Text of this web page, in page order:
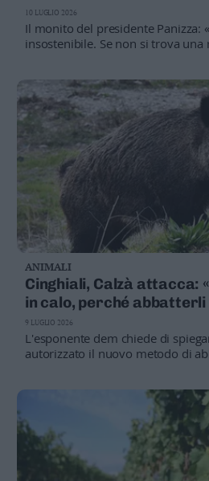
Il monito del presidente Panizza:
insostenibile. Se non si trova
10 LUGLIO 2026
ANIMALI
Cinghiali, Calzà attacca:
in calo, perché abbatterli
frecce?»
L'esponente dem chiede di
autorizzato il nuovo metodo di
9 LUGLIO 2026